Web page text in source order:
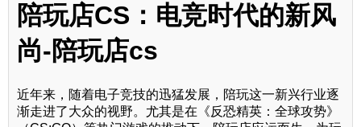
陪玩店CS：电竞时代的新风
尚-陪玩店cs
近年来，随着电子竞技的迅猛发展，陪玩这一新兴行业逐
渐走进了大众的视野。尤其是在《反恐精英：全球攻势》